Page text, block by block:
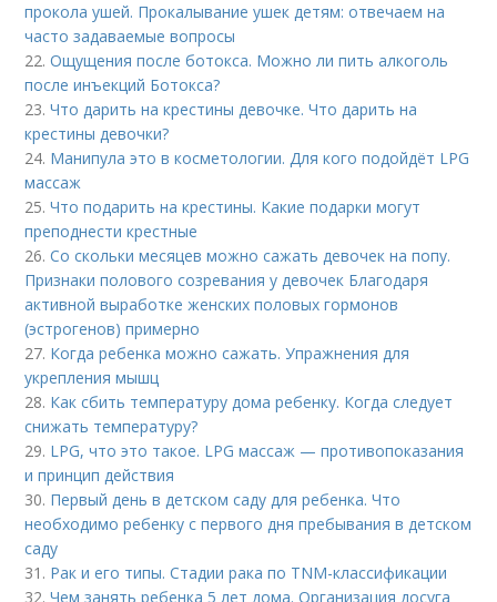
прокола ушей. Прокалывание ушек детям: отвечаем на
часто задаваемые вопросы
22.Ощущения после ботокса. Можно ли пить алкоголь
после инъекций Ботокса?
23.Что дарить на крестины девочке. Что дарить на
крестины девочки?
24. Манипула это в косметологии. Для кого подойдёт LPG
массаж
25.Что подарить на крестины. Какие подарки могут
преподнести крестные
26.Со скольки месяцев можно сажать девочек на попу.
Признаки полового созревания у девочек Благодаря
активной выработке женских половых гормонов
(эстрогенов) примерно
27. Когда ребенка можно сажать. Упражнения для
укрепления мышц
28. Как сбить температуру дома ребенку. Когда следует
снижать температуру?
29. LPG, что это такое. LPG массаж — противопоказания
и принцип действия
30. Первый день в детском саду для ребенка. Что
необходимо ребенку с первого дня пребывания в детском
саду
31. Рак и его типы. Стадии рака по TNM-классификации
32.Чем занять ребенка 5 лет дома. Организация досуга